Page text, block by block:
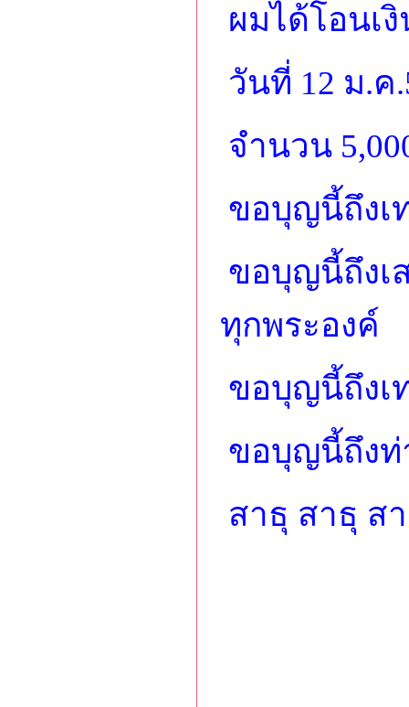
ผมได้โอนเ
วันที่ 12 ม.ค
จำนวน
ขอบุญนี้ถึงเ
ขอบุญนี้ถึงเ
ทุกพระองค์
ขอบุญนี้ถึงเ
ขอบุญนี้ถึงท่
สาธุ สาธุ ส